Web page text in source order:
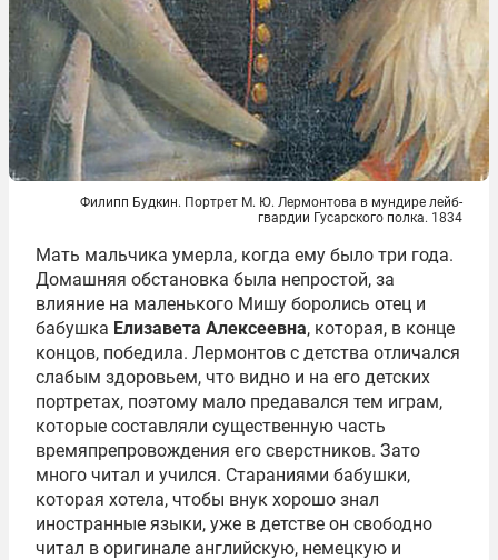
Филипп Будкин. Портрет М. Ю. Лермонтова в мундире лейб-
гвардии Гусарского полка. 1834
Мать мальчика умерла, когда ему было три года.
Домашняя обстановка была непростой, за
влияние на маленького Мишу боролись отец и
бабушка Елизавета Алексеевна, которая, в конце
концов, победила. Лермонтов с детства отличался
слабым здоровьем, что видно и на его детских
портретах, поэтому мало предавался тем играм,
которые составляли существенную часть
времяпрепровождения его сверстников. Зато
много читал и учился. Стараниями бабушки,
которая хотела, чтобы внук хорошо знал
иностранные языки, уже в детстве он свободно
читал в оригинале английскую, немецкую и